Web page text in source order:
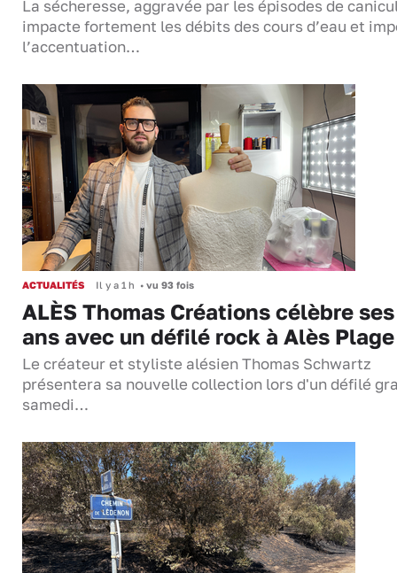
La sécheresse, aggravée par les épisodes de
impacte fortement les débits des cours d’eau et
l’accentuation…
ACTUALITÉS Il y a 1 h • vu 93 fois
ALÈS Thomas Créations célèbre
ans avec un défilé rock à Alès Plage
Le créateur et styliste alésien Thomas Schwartz
présentera sa nouvelle collection lors d'un défilé
samedi…